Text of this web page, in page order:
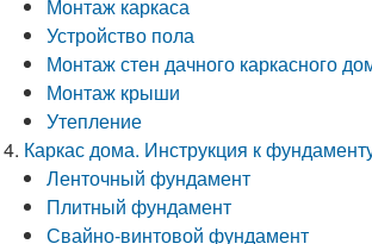
Монтаж каркаса
Устройство пола
Монтаж стен дачного каркасного
Монтаж крыши
Утепление
Каркас дома. Инструкция к
Ленточный фундамент
Плитный фундамент
Свайно-винтовой фундамент